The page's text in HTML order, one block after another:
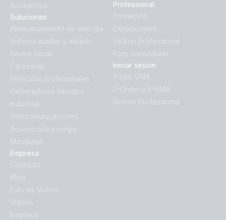
Accesorios
Soluciones
Almacenamiento de energía
Sistema auxiliar y aislado
Sector naval
Caravanas
Vehículos profesionales
Generadores híbridos
Industrial
Telecomunicaciones
Acceso a la energía
Movilidad
Empresa
Contacto
Blog
Esto es Victron
Vídeos
Empleos
Professional
Formación
Exposiciones
Victron Professional
Foro comunitario
Iniciar sesión
Portal VRM
E-Order y E-RMA
Victron Professional